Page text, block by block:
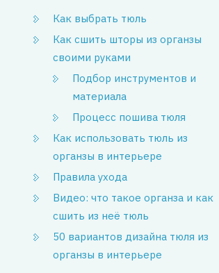
Как выбрать тюль
Как сшить шторы из органзы
своими руками
Подбор инструментов и
материала
Процесс пошива тюля
Как использовать тюль из
органзы в интерьере
Правила ухода
Видео: что такое органза и как
сшить из неё тюль
50 вариантов дизайна тюля из
органзы в интерьере